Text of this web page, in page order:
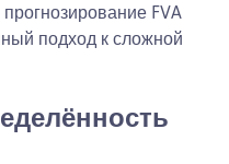
FVA
подход к сложной